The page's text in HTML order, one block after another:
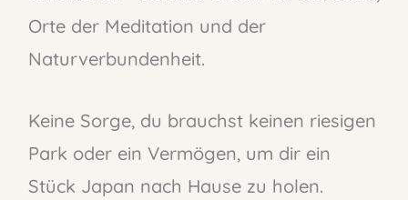
Orte der Meditation und der
Naturverbundenheit.
Keine Sorge, du brauchst keinen riesigen
Park oder ein Vermögen, um dir ein
Stück Japan nach Hause zu holen.